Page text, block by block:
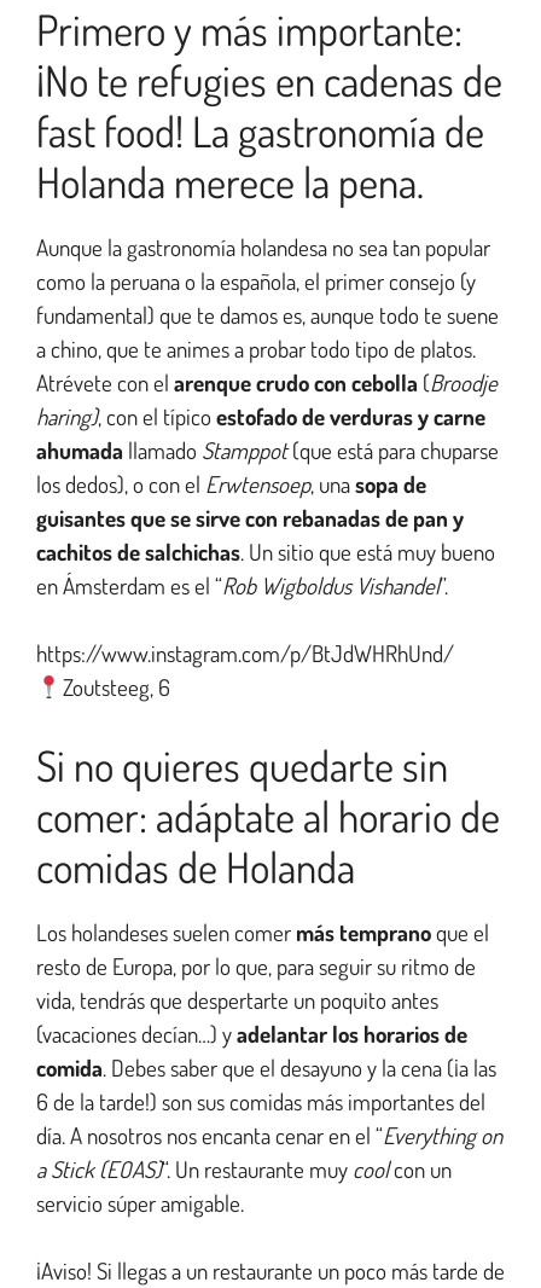
Primero y más importante:
¡No te refugies en cadenas de
fast food! La gastronomía de
Holanda merece la pena.
Aunque la gastronomía holandesa no sea tan popular
como la peruana o la española, el primer consejo (y
fundamental) que te damos es, aunque todo te suene
a chino, que te animes a probar todo tipo de platos.
Atrévete con el arenque crudo con cebolla (Broodje
haring), con el típico estofado de verduras y carne
ahumada llamado Stamppot(que está para chuparse
los dedos), o con el Erwtensoep, unasopa de
guisantes que se sirve con rebanadas de pan y
cachitos de salchichas. Un sitio que está muy bueno
en Ámsterdam es el “Rob Wigboldus Vishandel”.
https://www.instagram.com/p/BtJdWHRhUnd/
Zoutsteeg, 6
Si no quieres quedarte sin
comer: adáptate al horario de
comidas de Holanda
Los holandeses suelen comer más tempranoque el
resto de Europa, por lo que, para seguir su ritmo de
vida, tendrás que despertarte un poquito antes
(vacaciones decían…) yadelantar los horarios de
comida. Debes saber que el desayuno y la cena (¡a las
6 de la tarde!) son sus comidas más importantes del
día. A nosotros nos encanta cenar en el “Everything on
a Stick (EOAS)“. Un restaurante muy coolcon un
servicio súper amigable.
¡Aviso! Si llegas a un restaurante un poco más tarde de